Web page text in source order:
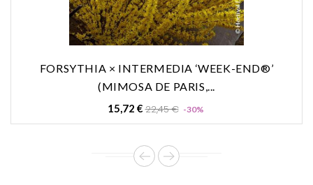
FORSYTHIA × INTERMEDIA ‘WEEK-END®’
(MIMOSA DE PARIS,...
15,72 €Prix
22,45 € -30%